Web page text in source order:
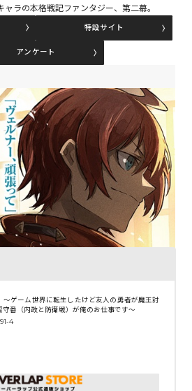
閉じる
ラの本格戦記ファンタジー、第二幕。
特設サイト
アンケート
ゲーム世界に転生したけど友人の勇者が魔王討
番（内政と防衛戦）が俺のお仕事です～
4